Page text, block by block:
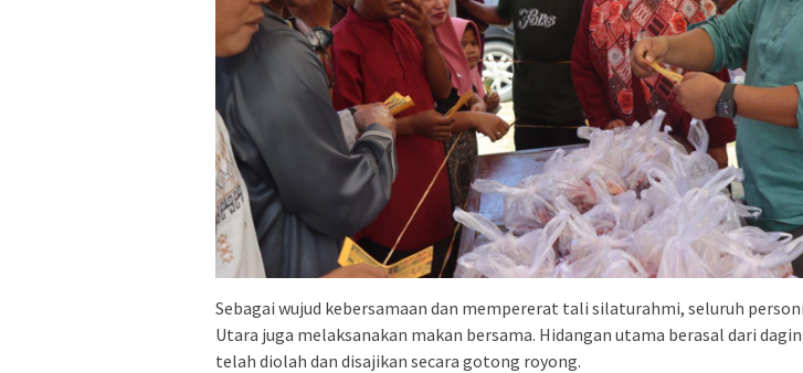
Sebagai wujud kebersamaan dan mempererat tali silaturahmi, seluruh
Utara juga melaksanakan makan bersama. Hidangan utama berasal dari
telah diolah dan disajikan secara gotong royong.